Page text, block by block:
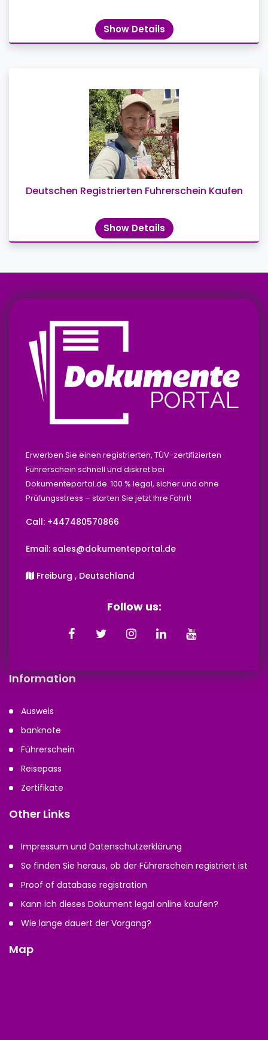
Show Details
Deutschen Registrierten Fuhrerschein Kaufen
Show Details
Erwerben Sie einen registrierten, TÜV-zertifizierten
Führerschein schnell und diskret bei
Dokumenteportal.de. 100 % legal, sicher und ohne
Prüfungsstress – starten Sie jetzt Ihre Fahrt!
Call: +447480570866‬‬
Email: sales@dokumenteportal.de
Freiburg , Deutschland
Follow us:
Information
Ausweis
banknote
Führerschein
Reisepass
Zertifikate
Other Links
Impressum und Datenschutzerklärung
So finden Sie heraus, ob der Führerschein registriert ist
Proof of database registration
Kann ich dieses Dokument legal online kaufen?
Wie lange dauert der Vorgang?
Map